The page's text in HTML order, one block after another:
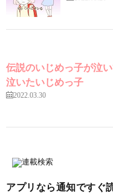
伝説のいじめっ子が泣
泣いたいじめっ子
2022.03.30
アプリなら通知ですぐ